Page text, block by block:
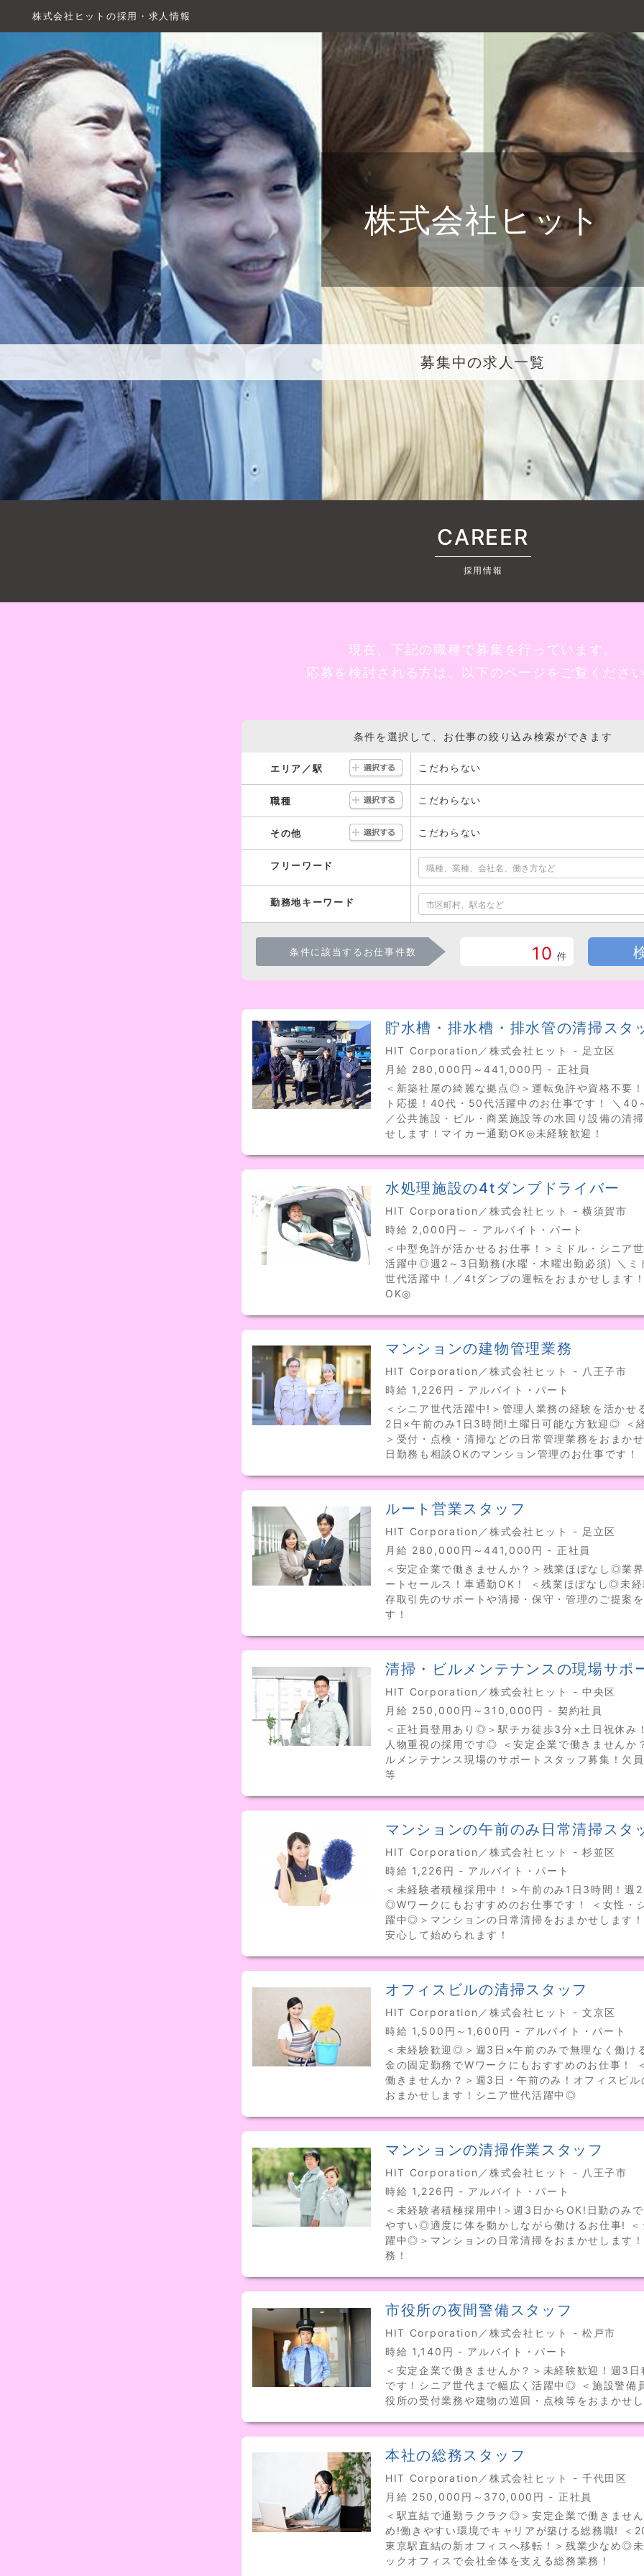
株式会社ヒットの採用・求人情報
株式会社ヒット
募集中の求人一覧
CAREER
採用情報
現在、下記の職種で募集を行っています。
応募を検討される方は、以下のページをご覧ください
条件を選択して、お仕事の絞り込み検索ができます
エリア／駅 こだわらない
職種 こだわらない
その他 こだわらない
フリーワード
勤務地キーワード
条件に該当するお仕事件数 10 件
貯水槽・排水槽・排水管の清掃スタ
HIT Corporation／株式会社ヒット - 足立区
月給 280,000円～441,000円 - 正社員
＜新築社屋の綺麗な拠点◎＞運転免許や資格不要
ト応援！40代・50代活躍中のお仕事です！ ＼40
／公共施設・ビル・商業施設等の水回り設備の清
せします！マイカー通勤OK◎未経験歓迎！
水処理施設の4tダンプドライバー
HIT Corporation／株式会社ヒット - 横須賀市
時給 2,000円～ - アルバイト・パート
＜中型免許が活かせるお仕事！＞ミドル・シニア
活躍中◎週2～3日勤務(水曜・木曜出勤必須) ＼ミ
世代活躍中！／4tダンプの運転をおまかせします
OK◎
マンションの建物管理業務
HIT Corporation／株式会社ヒット - 八王子市
時給 1,226円 - アルバイト・パート
＜シニア世代活躍中!＞管理人業務の経験を活かせ
2日×午前のみ1日3時間!土曜日可能な方歓迎◎ ＜
＞受付・点検・清掃などの日常管理業務をおまか
日勤務も相談OKのマンション管理のお仕事です！
ルート営業スタッフ
HIT Corporation／株式会社ヒット - 足立区
月給 280,000円～441,000円 - 正社員
＜安定企業で働きませんか？＞残業ほぼなし◎業
ートセールス！車通勤OK！ ＜残業ほぼなし◎未
存取引先のサポートや清掃・保守・管理のご提案
す！
清掃・ビルメンテナンスの現場サポ
HIT Corporation／株式会社ヒット - 中央区
月給 250,000円～310,000円 - 契約社員
＜正社員登用あり◎＞駅チカ徒歩3分×土日祝休み
人物重視の採用です◎ ＜安定企業で働きませんか
ルメンテナンス現場のサポートスタッフ募集！欠
等
マンションの午前のみ日常清掃スタ
HIT Corporation／株式会社ヒット - 杉並区
時給 1,226円 - アルバイト・パート
＜未経験者積極採用中！＞午前のみ1日3時間！週
◎Wワークにもおすすめのお仕事です！ ＜女性・
躍中◎＞マンションの日常清掃をおまかせします
安心して始められます！
オフィスビルの清掃スタッフ
HIT Corporation／株式会社ヒット - 文京区
時給 1,500円～1,600円 - アルバイト・パート
＜未経験歓迎◎＞週3日×午前のみで無理なく働け
金の固定勤務でWワークにもおすすめのお仕事！
働きませんか？＞週3日・午前のみ！オフィスビル
おまかせします！シニア世代活躍中◎
マンションの清掃作業スタッフ
HIT Corporation／株式会社ヒット - 八王子市
時給 1,226円 - アルバイト・パート
＜未経験者積極採用中!＞週3日からOK!日勤のみ
やすい◎適度に体を動かしながら働けるお仕事! ＜
躍中◎＞マンションの日常清掃をおまかせします
務！
市役所の夜間警備スタッフ
HIT Corporation／株式会社ヒット - 松戸市
時給 1,140円 - アルバイト・パート
＜安定企業で働きませんか？＞未経験歓迎！週3日
です！シニア世代まで幅広く活躍中◎ ＜施設警備
役所の受付業務や建物の巡回・点検等をおまかせし
本社の総務スタッフ
HIT Corporation／株式会社ヒット - 千代田区
月給 250,000円～370,000円 - 正社員
＜駅直結で通勤ラクラク◎＞安定企業で働きませ
め!働きやすい環境でキャリアが築ける総務職! ＜
東京駅直結の新オフィスへ移転！＞残業少なめ◎
ックオフィスで会社全体を支える総務業務！